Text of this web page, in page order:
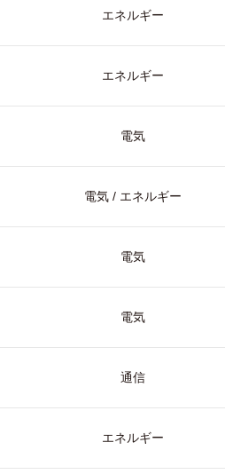
エネルギー
エネルギー
電気
電気 / エネルギー
電気
電気
通信
エネルギー